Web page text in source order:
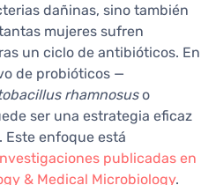
dañinas, sino también
mujeres sufren
un ciclo de antibióticos. En
de probióticos —
rhamnosuso
ser una estrategia eficaz
Este enfoque está
publicadas en
& Medical Microbiology.